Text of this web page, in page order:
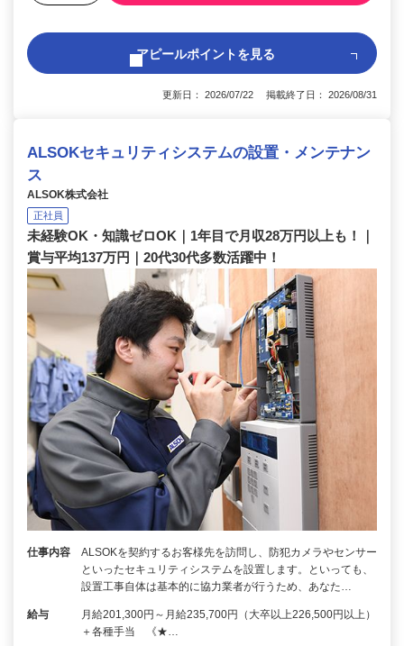
アピールポイントを見る
更新日： 2026/07/22 掲載終了日： 2026/08/31
ALSOKセキュリティシステムの設置・メンテナン
ス
ALSOK株式会社
正社員
未経験OK・知識ゼロOK｜1年目で月収28万円以上も！｜
賞与平均137万円｜20代30代多数活躍中！
仕事内容
ALSOKを契約するお客様先を訪問し、防犯カメラやセンサー
といったセキュリティシステムを設置します。といっても、
設置工事自体は基本的に協力業者が行うため、あなた…
給与
月給201,300円～月給235,700円（大卒以上226,500円以上）
＋各種手当 《★…